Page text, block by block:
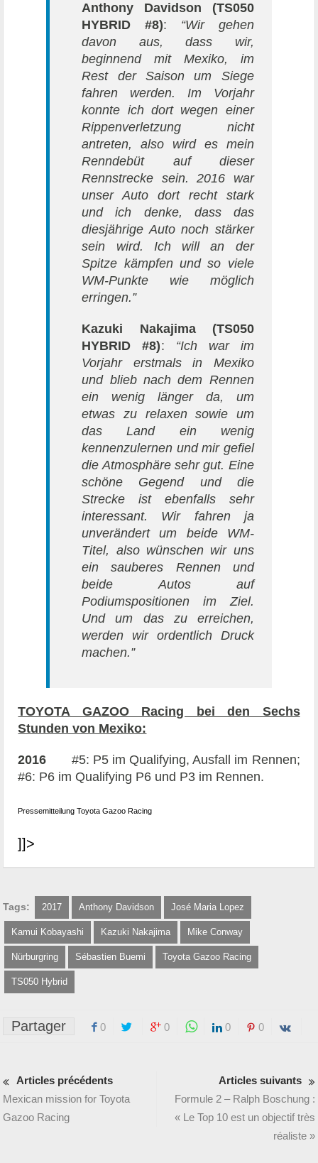
Anthony Davidson (TS050
HYBRID #8): “Wir gehen
davon aus, dass wir,
beginnend mit Mexiko, im
Rest der Saison um Siege
fahren werden. Im Vorjahr
konnte ich dort wegen einer
Rippenverletzung nicht
antreten, also wird es mein
Renndebüt auf dieser
Rennstrecke sein. 2016 war
unser Auto dort recht stark
und ich denke, dass das
diesjährige Auto noch stärker
sein wird. Ich will an der
Spitze kämpfen und so viele
WM-Punkte wie möglich
erringen.”
Kazuki Nakajima
(TS050
HYBRID #8): “Ich war im
Vorjahr erstmals in Mexiko
und blieb nach dem Rennen
ein wenig länger da, um
etwas zu relaxen sowie um
das Land ein wenig
kennenzulernen und mir gefiel
die Atmosphäre sehr gut. Eine
schöne Gegend und die
Strecke ist ebenfalls sehr
interessant. Wir fahren ja
unverändert um beide WM-
Titel, also wünschen wir uns
ein sauberes Rennen und
beide Autos auf
Podiumspositionen im Ziel.
Und um das zu erreichen,
werden wir ordentlich Druck
machen.”
TOYOTA GAZOO Racing bei den Sechs
Stunden von Mexiko:
2016#5: P5 im Qualifying, Ausfall im Rennen;
#6: P6 im Qualifying P6 und P3 im Rennen.
Pressemitteilung Toyota Gazoo Racing
]]>
Tags: 2017 Anthony Davidson José Maria Lopez
Kamui Kobayashi Kazuki Nakajima Mike Conway
Nürburgring Sébastien Buemi Toyota Gazoo Racing
TS050 Hybrid
Partager 0 0 0 0
Articles précédents
Mexican mission for Toyota
Gazoo Racing
Articles suivants
Formule 2 – Ralph Boschung :
« Le Top 10 est un objectif très
réaliste »